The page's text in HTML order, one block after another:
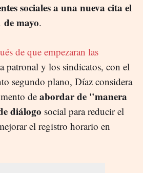
sociales a una nueva cita el
mayo.
de que empezaran las
patronal y los sindicatos, con el
segundo plano, Díaz considera
de abordar de "manera
diálogo social para reducir el
el registro horario en